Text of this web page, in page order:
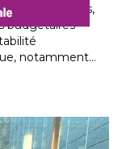
profondes,
budgétaires
notamment…